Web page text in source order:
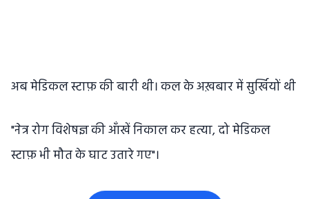
अब मेडिकल स्टाफ़ की बारी थी। कल के अख़बार में सुर्खियों थी
"नेत्र रोग विशेषज्ञ की आँखें निकाल कर हत्या, दो मेडिकल
स्टाफ़ भी मौत के घाट उतारे गए"।